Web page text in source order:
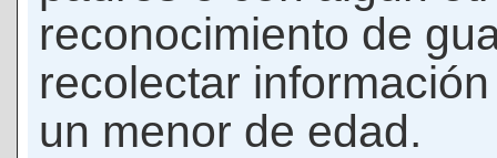
reconocimiento de
recolectar
un menor de edad.